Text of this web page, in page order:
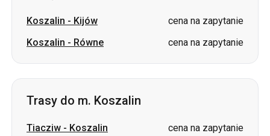
Trasy do m. Koszalin
Tiacziw-Koszalin
cena na zapytanie
Kropywnycki- Koszalin
Kijów-Koszalin
cena na zapytanie